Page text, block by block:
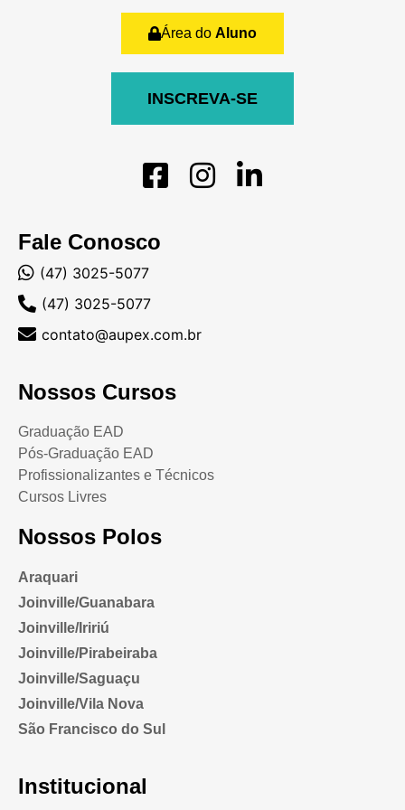
Fale Conosco
(47) 3025-5077
(47) 3025-5077
contato@aupex.com.br
Nossos Cursos
Graduação EAD
Pós-Graduação EAD
Profissionalizantes e Técnicos
Cursos Livres
Nossos Polos
Araquari
Joinville/Guanabara
Joinville/Iririú
Joinville/Pirabeiraba
Joinville/Saguaçu
Joinville/Vila Nova
São Francisco do Sul
Institucional
Área do Aluno
INSCREVA-SE